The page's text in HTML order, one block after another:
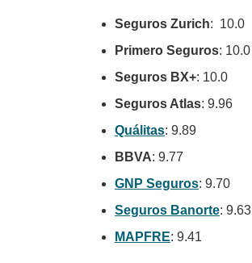
Seguros Zurich: 10.0
Primero Seguros: 10.0
Seguros BX+: 10.0
Seguros Atlas: 9.96
Quálitas: 9.89
BBVA: 9.77
GNP Seguros: 9.70
Seguros Banorte: 9.63
MAPFRE: 9.41